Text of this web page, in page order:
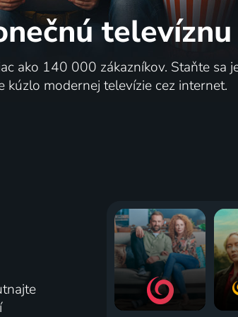
Kúzelné mestečko
1982 | Československo |
Hymna SR
Publicistika, Správy
ako 140 000 zákazníkov. Staňte sa
kúzlo modernej televízie cez internet.